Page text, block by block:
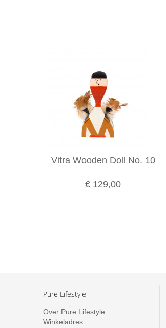
Vitra Wooden Doll No. 10
€ 129,00
Pure Lifestyle
Over Pure Lifestyle
Winkeladres